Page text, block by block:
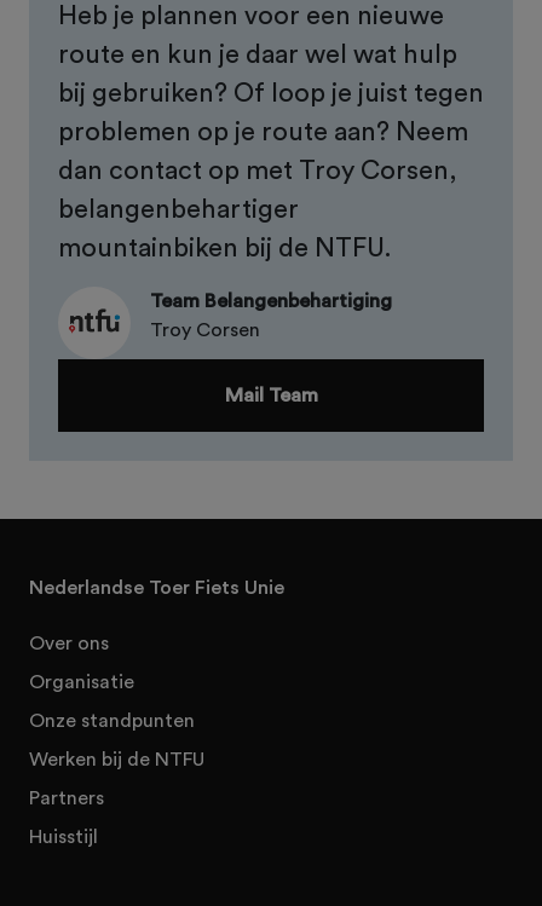
Heb je plannen voor een nieuwe
route en kun je daar wel wat hulp
bij gebruiken? Of loop je juist tegen
problemen op je route aan? Neem
dan contact op met Troy Corsen,
belangenbehartiger
mountainbiken bij de NTFU.
Team Belangenbehartiging
Troy Corsen
Mail Team
Nederlandse Toer Fiets Unie
Over ons
Organisatie
Onze standpunten
Werken bij de NTFU
Partners
Huisstijl